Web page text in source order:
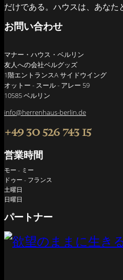
だけである。ハウスは、あな
お問い合わせ
マナー・ハウス・ベルリン
友人への会社ベルグッズ
1階エントランスA サイドウイング
オットー - スール - アレー 59
10585 ベルリン
info@herrenhaus-berlin.de
+49 30 526 743 15
営業時間
モー - ミー
ドゥー - フランス
土曜日
日曜日
パートナー